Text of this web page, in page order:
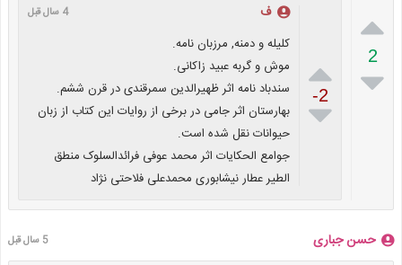

2


-2

ف 4 سال قبل
کلیله و دمنه, مرزبان نامه.
موش و گربه عبید زاکانی.
سندباد نامه اثر ظهیرالدین سمرقندی در قرن ششم.
بهارستان اثر جامی در برخی از روایات این کتاب از زبان
حیوانات نقل شده است.
جوامع الحکایات اثر محمد عوفى فرائدالسلوک منطق
الطیر عطار نیشابوری محمدعلی فلاحتی نژاد
حسن جباری 5 سال قبل